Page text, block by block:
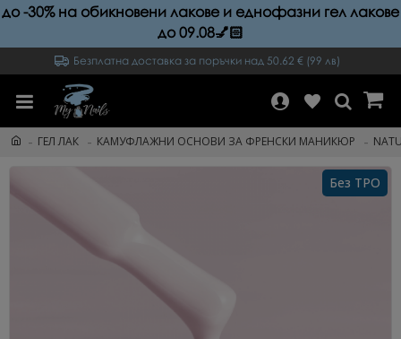
до -30% на обикновени лакове и еднофазни гел лакове
до 09.08💅🏻
Безплатна доставка за поръчки над 50.62 € (99 лв)
ГЕЛ ЛАК КАМУФЛАЖНИ ОСНОВИ ЗА ФРЕНСКИ МАНИКЮР
Без TPO